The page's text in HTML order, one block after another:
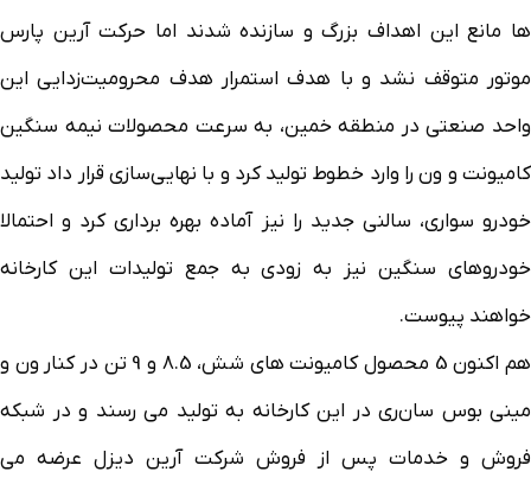
ها مانع این اهداف بزرگ و سازنده شدند اما حرکت آرین پارس
موتور متوقف نشد و با هدف استمرار هدف محرومیت‌زدایی این
واحد صنعتی در منطقه خمین، به سرعت محصولات نیمه سنگین
کامیونت و ون را وارد خطوط تولید کرد و با نهایی‌سازی قرار داد تولید
خودرو سواری، سالنی جدید را نیز آماده بهره برداری کرد و احتمالا
خودروهای سنگین نیز به زودی به جمع تولیدات این کارخانه
خواهند پیوست.
هم اکنون 5 محصول کامیونت های شش، 8.5 و 9 تن در کنار ون و
مینی بوس سان‌ری در این کارخانه به تولید می رسند و در شبکه
فروش و خدمات پس از فروش شرکت آرین دیزل عرضه می